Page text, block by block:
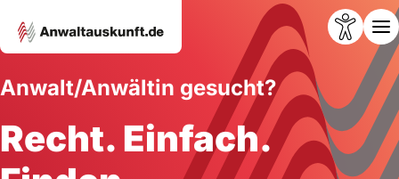
Anwalt/Anwältin gesucht?
Recht. Einfach.